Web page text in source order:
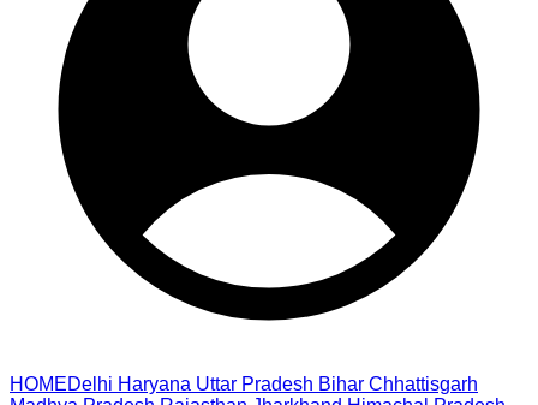
HOMEDelhi Haryana Uttar Pradesh Bihar Chhattisgarh